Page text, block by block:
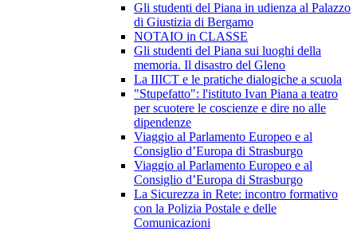
Gli studenti del Piana in udienza al Palazzo
di Giustizia di Bergamo
NOTAIO in CLASSE
Gli studenti del Piana sui luoghi della
memoria. Il disastro del Gleno
La IIICT e le pratiche dialogiche a scuola
"Stupefatto": l'istituto Ivan Piana a teatro
per scuotere le coscienze e dire no alle
dipendenze
Viaggio al Parlamento Europeo e al
Consiglio d’Europa di Strasburgo
Viaggio al Parlamento Europeo e al
Consiglio d’Europa di Strasburgo
La Sicurezza in Rete: incontro formativo
con la Polizia Postale e delle
Comunicazioni